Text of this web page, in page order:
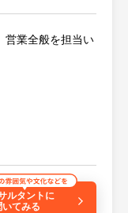
営業全般を担当い
紹介、リード獲
トレーニング
善提案、契約更新
ルタントに
いてみる